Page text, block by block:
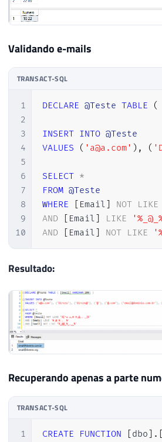
Validando e-mails
TRANSACT-SQL
1
2
3
4
5
6
7
8
9
10
DECLARE @Teste TABLE (
INSERT INTO @Teste
VALUES
( 'a@a.com' ) , (
SELECT *
FROM @Teste
WHERE
[ Email] NOT LIKE
AND
[ Email] LIKE
AND
[ Email] NOT LIKE
Resultado:
Recuperando apenas a parte
TRANSACT-SQL
1
CREATE FUNCTION dbo .